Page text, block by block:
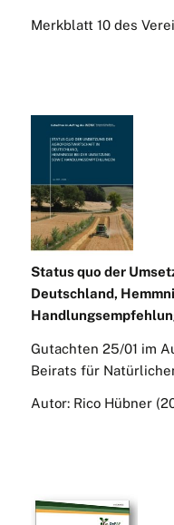
Merkblatt 10 des
Status quo der
Deutschland,
Gutachten 25/01 im
Beirats für
Autor: Rico Hübner